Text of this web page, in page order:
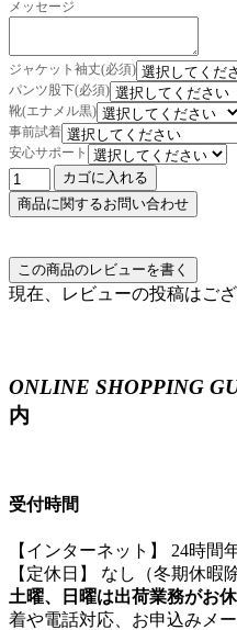
メッセージ
ジャケット袖丈(必須)
パンツ股下(必須)
靴(エナメル黒)
事前試着
安心サポート
現在、レビューの投稿はござ
ONLINE SHOPPING
内
受付時間
【インターネット】 24時間
【定休日】 なし（冬期休暇
土曜、日曜は出荷業務がお
着や電話対応、お申込みメ